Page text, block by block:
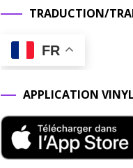
TRADUCTION/
FR
APPLICATION